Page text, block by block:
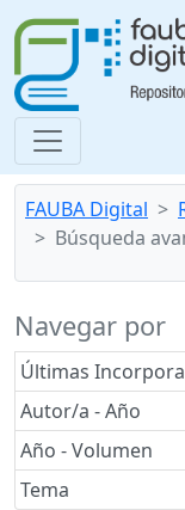
FAUBA Digital
Búsqueda
Navegar por
Últimas
Autor/a - Año
Año - Volumen
Tema